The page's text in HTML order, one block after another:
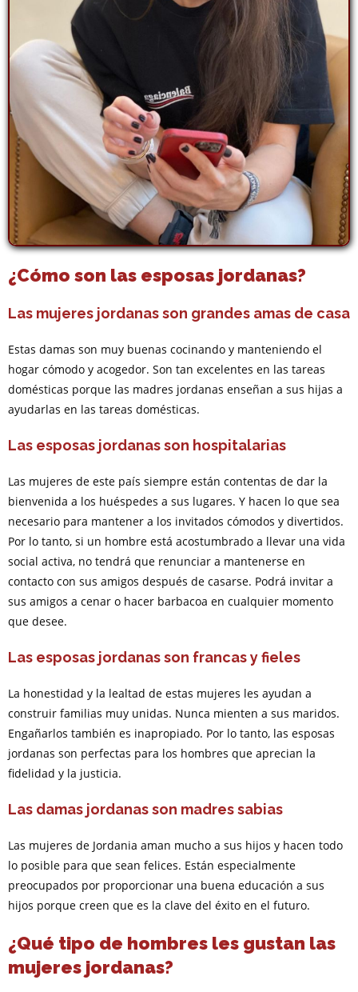
¿Cómo son las esposas jordanas?
Las mujeres jordanas son grandes amas de casa
Estas damas son muy buenas cocinando y manteniendo el
hogar cómodo y acogedor. Son tan excelentes en las tareas
domésticas porque las madres jordanas enseñan a sus hijas a
ayudarlas en las tareas domésticas.
Las esposas jordanas son hospitalarias
Las mujeres de este país siempre están contentas de dar la
bienvenida a los huéspedes a sus lugares. Y hacen lo que sea
necesario para mantener a los invitados cómodos y divertidos.
Por lo tanto, si un hombre está acostumbrado a llevar una vida
social activa, no tendrá que renunciar a mantenerse en
contacto con sus amigos después de casarse. Podrá invitar a
sus amigos a cenar o hacer barbacoa en cualquier momento
que desee.
Las esposas jordanas son francas y fieles
La honestidad y la lealtad de estas mujeres les ayudan a
construir familias muy unidas. Nunca mienten a sus maridos.
Engañarlos también es inapropiado. Por lo tanto, las esposas
jordanas son perfectas para los hombres que aprecian la
fidelidad y la justicia.
Las damas jordanas son madres sabias
Las mujeres de Jordania aman mucho a sus hijos y hacen todo
lo posible para que sean felices. Están especialmente
preocupados por proporcionar una buena educación a sus
hijos porque creen que es la clave del éxito en el futuro.
¿Qué tipo de hombres les gustan las
mujeres jordanas?